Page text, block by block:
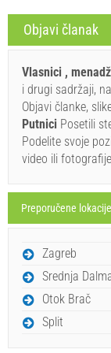
Ukoliko ne
upišite ih ispod
Objavi članak
Vlasnici ,
i drugi sadržaji,
Objavi članke,
Putnici Posetili
Podelite svoje
video ili
Preporučene lokacije
Zagreb
Srednja
Otok Brač
Split